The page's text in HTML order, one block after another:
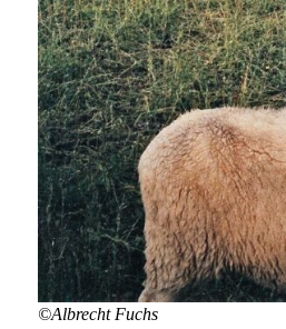
©Albrecht Fuchs